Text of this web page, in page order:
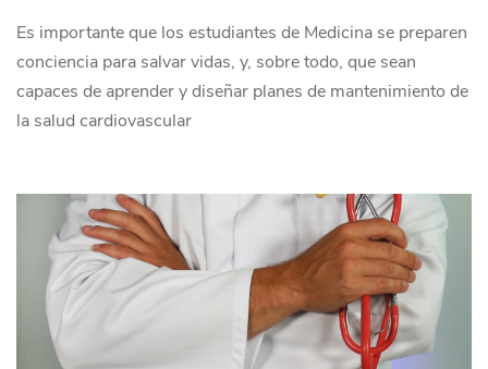
Es importante que los estudiantes de Medicina se preparen
conciencia para salvar vidas, y, sobre todo, que sean
capaces de aprender y diseñar planes de mantenimiento de
la salud cardiovascular